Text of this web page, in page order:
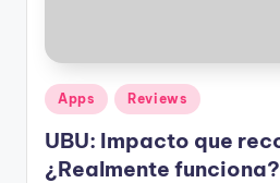
Publicado
en
Apps Reviews
UBU: Impacto que
¿Realmente funciona?